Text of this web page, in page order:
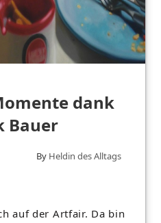
dank
Bauer
By Heldin des Alltags
auf der Artfair. Da bin